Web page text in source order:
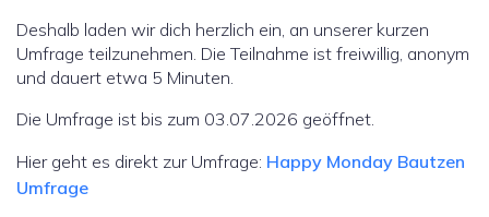
Deshalb laden wir dich herzlich ein, an unserer kurzen
Umfrage teilzunehmen. Die Teilnahme ist freiwillig, anonym
und dauert etwa 5 Minuten.
Die Umfrage ist bis zum 03.07.2026 geöffnet.
Hier geht es direkt zur Umfrage: Happy Monday Bautzen
Umfrage